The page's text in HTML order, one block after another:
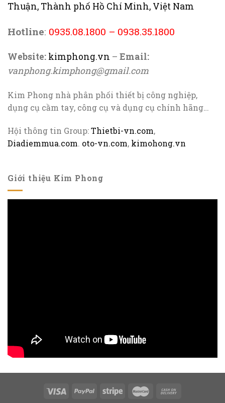
Thuận, Thành phố Hồ Chí Minh, Việt Nam
Hotline: 0935.08.1800 – 0938.35.1800
Website: kimphong.vn – Email:
vanphong.kimphong@gmail.com
Kim Phong nhà phân phối thiết bị công nghiệp,
dụng cụ cầm tay, công cụ và dụng cụ chính hãng…
Hội thông tin Group:Thietbi-vn.com,
Diadiemmua.com. oto-vn.com, kimohong.vn
Giới thiệu Kim Phong